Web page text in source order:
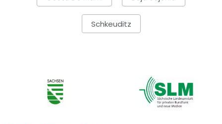
Schkeuditz